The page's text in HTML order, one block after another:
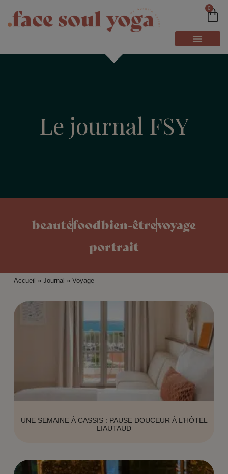
0
Le journal FSY
beautéfoodbien-êtrevoyage
portrait
Accueil » Journal » Voyage
UNE SEMAINE À CASSIS : PAUSE DOUCEUR À L’HÔTEL
LIAUTAUD